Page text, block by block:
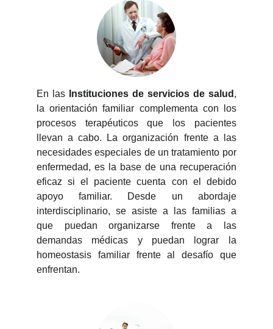
En las Instituciones de servicios de salud ,
la orientación familiar complementa con los
procesos terapéuticos que los pacientes
llevan a cabo. La organización frente a las
necesidades especiales de un tratamiento por
enfermedad, es la base de una recuperación
eficaz si el paciente cuenta con el debido
apoyo familiar. Desde un abordaje
interdisciplinario, se asiste a las familias a
que puedan organizarse frente a las
demandas médicas y puedan lograr la
homeostasis familiar frente al desafío que
enfrentan.